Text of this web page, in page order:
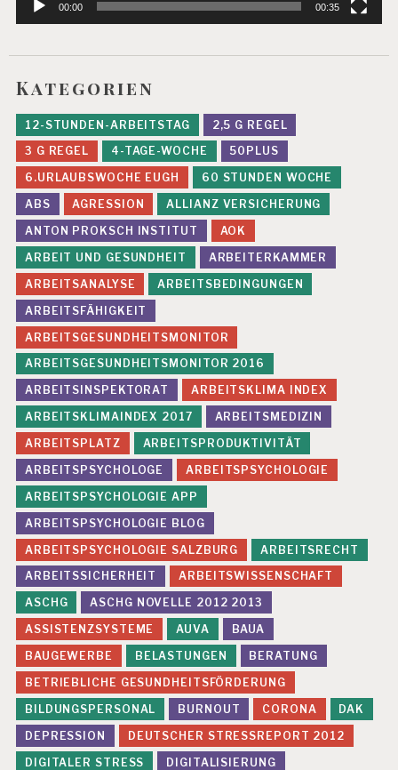
00:00 00:35
Kategorien
12-STUNDEN-ARBEITSTAG
2,5 G REGEL
3 G REGEL
4-TAGE-WOCHE
50PLUS
6.URLAUBSWOCHE EUGH
60 STUNDEN WOCHE
ABS
AGRESSION
ALLIANZ VERSICHERUNG
ANTON PROKSCH INSTITUT
AOK
ARBEIT UND GESUNDHEIT
ARBEITERKAMMER
ARBEITSANALYSE
ARBEITSBEDINGUNGEN
ARBEITSFÄHIGKEIT
ARBEITSGESUNDHEITSMONITOR
ARBEITSGESUNDHEITSMONITOR 2016
ARBEITSINSPEKTORAT
ARBEITSKLIMA INDEX
ARBEITSKLIMAINDEX 2017
ARBEITSMEDIZIN
ARBEITSPLATZ
ARBEITSPRODUKTIVITÄT
ARBEITSPSYCHOLOGE
ARBEITSPSYCHOLOGIE
ARBEITSPSYCHOLOGIE APP
ARBEITSPSYCHOLOGIE BLOG
ARBEITSPSYCHOLOGIE SALZBURG
ARBEITSRECHT
ARBEITSSICHERHEIT
ARBEITSWISSENSCHAFT
ASCHG
ASCHG NOVELLE 2012 2013
ASSISTENZSYSTEME
AUVA
BAUA
BAUGEWERBE
BELASTUNGEN
BERATUNG
BETRIEBLICHE GESUNDHEITSFÖRDERUNG
BILDUNGSPERSONAL
BURNOUT CORONA
DAK
DEPRESSION
DEUTSCHER STRESSREPORT 2012
DIGITALER STRESS
DIGITALISIERUNG